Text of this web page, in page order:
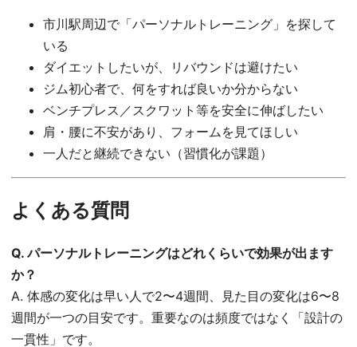
市川駅周辺で「パーソナルトレーニング」を探して
いる
ダイエットしたいが、リバウンドは避けたい
ジム初心者で、何をすれば良いか分からない
ベンチプレス／スクワット等を安全に伸ばしたい
肩・腰に不安があり、フォームを見てほしい
一人だと継続できない（習慣化が課題）
よくある質問
Q. パーソナルトレーニングはどれくらいで効果が出ます
か？
A. 体感の変化は早い人で2〜4週間、見た目の変化は6〜8
週間が一つの目安です。重要なのは頻度ではなく「設計の
一貫性」です。